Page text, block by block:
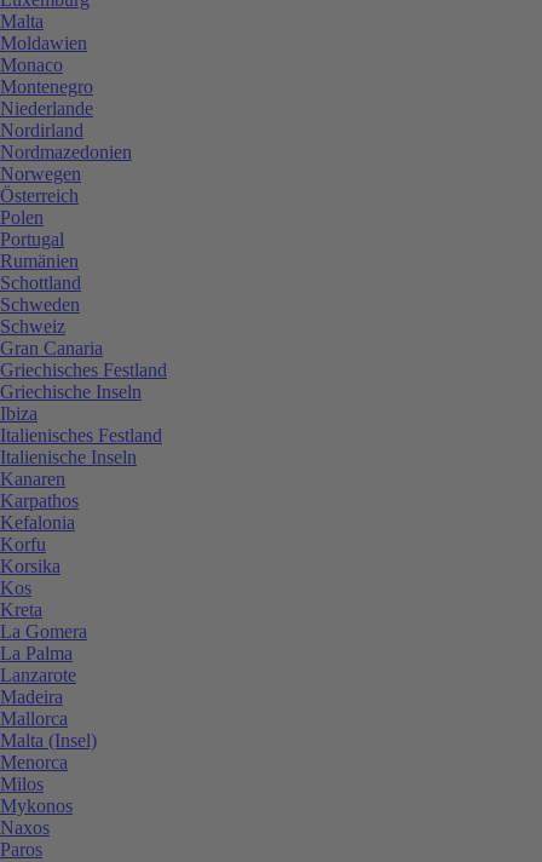
Malta
Moldawien
Monaco
Montenegro
Niederlande
Nordirland
Nordmazedonien
Norwegen
Österreich
Polen
Portugal
Rumänien
Schottland
Schweden
Schweiz
Gran Canaria
Griechisches Festland
Griechische Inseln
Ibiza
Italienisches Festland
Italienische Inseln
Kanaren
Karpathos
Kefalonia
Korfu
Korsika
Kos
Kreta
La Gomera
La Palma
Lanzarote
Madeira
Mallorca
Malta (Insel)
Menorca
Milos
Mykonos
Naxos
Paros